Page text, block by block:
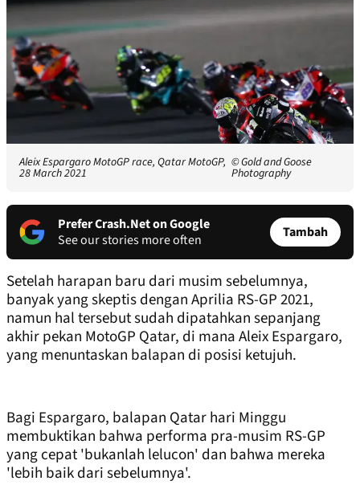
Aleix Espargaro MotoGP race, Qatar MotoGP,
28 March 2021
© Gold and Goose
Photography
Prefer Crash.Net on Google
See our stories more often
Tambah
Setelah harapan baru dari musim sebelumnya,
banyak yang skeptis dengan Aprilia RS-GP 2021,
namun hal tersebut sudah dipatahkan sepanjang
akhir pekan MotoGP Qatar, di mana Aleix Espargaro,
yang menuntaskan balapan di posisi ketujuh.
Bagi Espargaro, balapan Qatar hari Minggu
membuktikan bahwa performa pra-musim RS-GP
yang cepat 'bukanlah lelucon' dan bahwa mereka
'lebih baik dari sebelumnya'.